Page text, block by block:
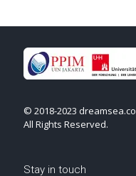
© 2018-2023 dreamsea.co
All Rights Reserved.
Stay in touch